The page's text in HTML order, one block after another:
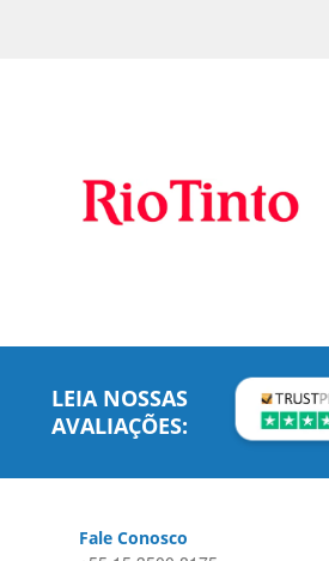
LEIA NOSSAS
AVALIAÇÕES:
Fale Conosco